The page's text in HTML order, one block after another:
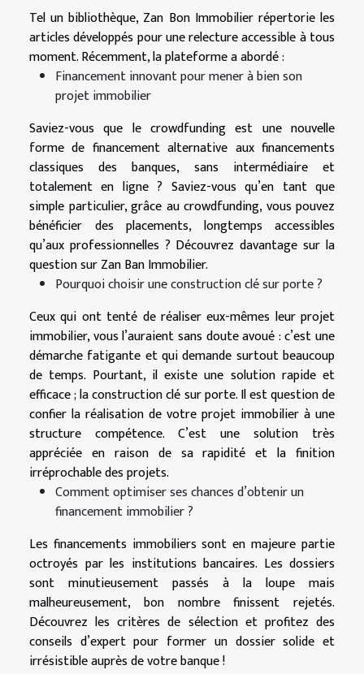
Tel un bibliothèque, Zan Bon Immobilier répertorie les
articles développés pour une relecture accessible à tous
moment. Récemment, la plateforme a abordé :
Financement innovant pour mener à bien son
projet immobilier
Saviez-vous que le crowdfunding est une nouvelle
forme de financement alternative aux financements
classiques des banques, sans intermédiaire et
totalement en ligne ? Saviez-vous qu’en tant que
simple particulier, grâce au crowdfunding, vous pouvez
bénéficier des placements, longtemps accessibles
qu’aux professionnelles ? Découvrez davantage sur la
question sur Zan Ban Immobilier.
Pourquoi choisir une construction clé sur porte ?
Ceux qui ont tenté de réaliser eux-mêmes leur projet
immobilier, vous l’auraient sans doute avoué : c’est une
démarche fatigante et qui demande surtout beaucoup
de temps. Pourtant, il existe une solution rapide et
efficace ; la construction clé sur porte. Il est question de
confier la réalisation de votre projet immobilier à une
structure compétence. C’est une solution très
appréciée en raison de sa rapidité et la finition
irréprochable des projets.
Comment optimiser ses chances d’obtenir un
financement immobilier ?
Les financements immobiliers sont en majeure partie
octroyés par les institutions bancaires. Les dossiers
sont minutieusement passés à la loupe mais
malheureusement, bon nombre finissent rejetés.
Découvrez les critères de sélection et profitez des
conseils d’expert pour former un dossier solide et
irrésistible auprès de votre banque !